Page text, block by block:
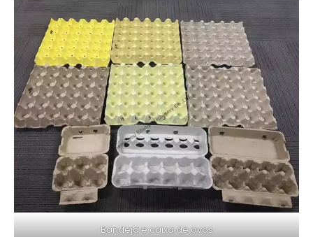
Bandeja e caixa de ovos